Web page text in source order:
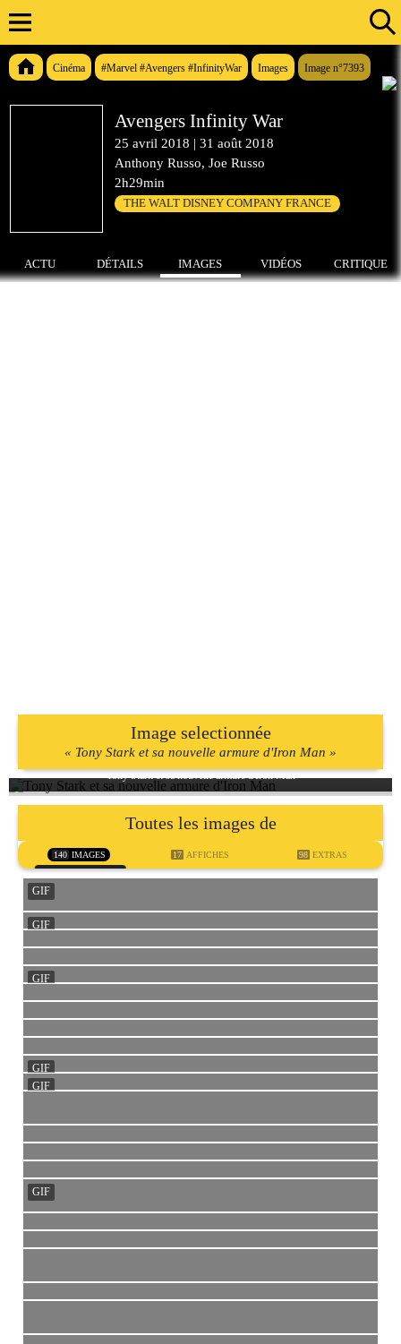
Cinéma #Marvel #Avengers #InfinityWar Images Image n°7393
Avengers Infinity War
25 avril 2018 | 31 août 2018
Anthony Russo, Joe Russo
2h29min
THE WALT DISNEY COMPANY FRANCE
ACTU DÉTAILS IMAGES VIDÉOS CRITIQUE
Image selectionnée
« Tony Stark et sa nouvelle armure d'Iron Man »
Tony Stark et sa nouvelle armure d'Iron Man
Toutes les images de
140 IMAGES 17 AFFICHES 98 EXTRAS